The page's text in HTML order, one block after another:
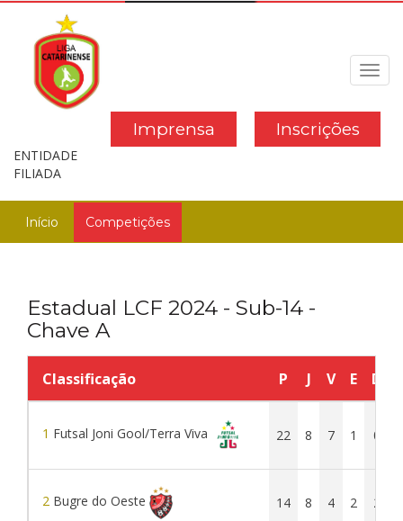
Inscrições
Imprensa
ENTIDADE
FILIADA
Início Competições
Estadual LCF 2024 - Sub-14 -
Chave A
Classificação P J V E D
1 Futsal Joni Gool/Terra Viva 22 8 7 1 0
2 Bugre do Oeste 14 8 4 2 2